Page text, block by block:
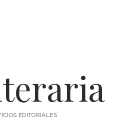
EDITORIALES